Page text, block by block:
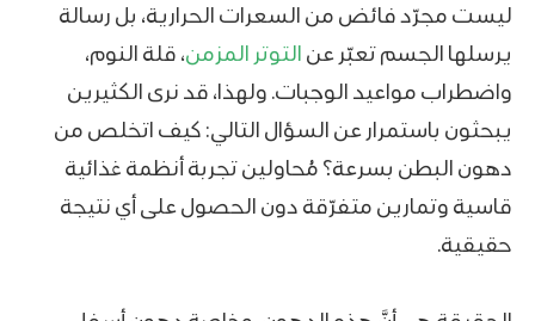
ليست مجرّد فائض من السعرات الحرارية، بل رسالة
يرسلها الجسم تعبّر عن التوتر المزمن، قلة النوم،
واضطراب مواعيد الوجبات. ولهذا، قد نرى الكثيرين
يبحثون باستمرار عن السؤال التالي: كيف اتخلص من
دهون البطن بسرعة؟ مُحاولين تجربة أنظمة غذائية
قاسية وتمارين متفرّقة دون الحصول على أي نتيجة
حقيقية.